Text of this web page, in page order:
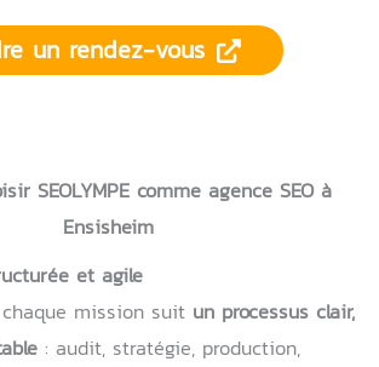
un rendez-vous
SEOLYMPE comme agence SEO à
Ensisheim
et agile
chaque mission suit un processus clair,
: audit, stratégie, production,